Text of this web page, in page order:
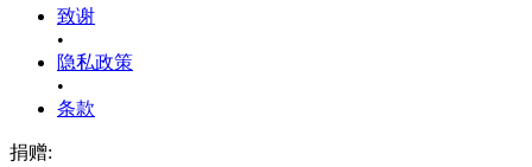
致谢
•
隐私政策
•
条款
捐赠: